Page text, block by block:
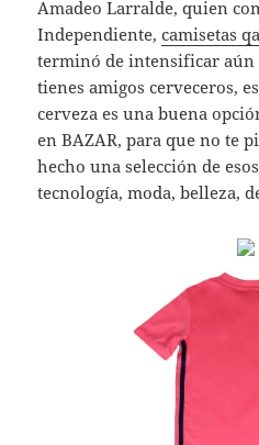
Amadeo Larralde, quien
Independiente,camisetas
terminó de intensificar aún
tienes amigos cerveceros,
cerveza es una buena
en BAZAR, para que no te
hecho una selección de
tecnología, moda, belleza,